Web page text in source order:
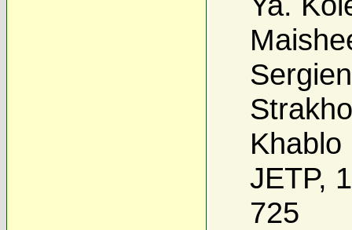
Khablo
JETP,
725